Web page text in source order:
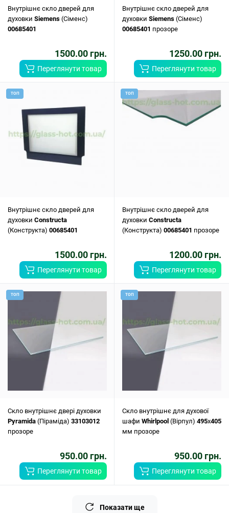
Внутрішнє скло дверей для
духовки Siemens (Сіменс)
00685401
1500.00 грн.
Переглянути товар
Внутрішнє скло дверей для
духовки Siemens (Сіменс)
00685401 прозоре
1250.00 грн.
Переглянути товар
ТОП
Внутрішнє скло дверей для
духовки Constructa
(Конструкта) 00685401
1500.00 грн.
Переглянути товар
ТОП
Внутрішнє скло дверей для
духовки Constructa
(Конструкта) 00685401 прозоре
1200.00 грн.
Переглянути товар
ТОП
Скло внутрішнє двері духовки
Pyramida (Піраміда) 33103012
прозоре
950.00 грн.
Переглянути товар
ТОП
Скло внутрішнє для духової
шафи Whirlpool (Вірпул) 495x405
мм прозоре
950.00 грн.
Переглянути товар
Показати ще